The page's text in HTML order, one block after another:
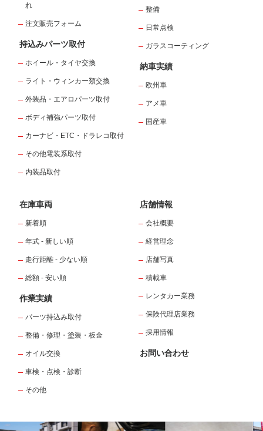
れ
注文販売フォーム
持込みパーツ取付
ホイール・タイヤ交換
ライト・ウィンカー類交換
外装品・エアロパーツ取付
ボディ補強パーツ取付
カーナビ・ETC・ドラレコ取付
その他電装系取付
内装品取付
整備
日常点検
ガラスコーティング
納車実績
欧州車
アメ車
国産車
在庫車両
新着順
年式 - 新しい順
走行距離 - 少ない順
総額 - 安い順
作業実績
パーツ持込み取付
整備・修理・塗装・板金
オイル交換
車検・点検・診断
その他
店舗情報
会社概要
経営理念
店舗写真
積載車
レンタカー業務
保険代理店業務
採用情報
お問い合わせ